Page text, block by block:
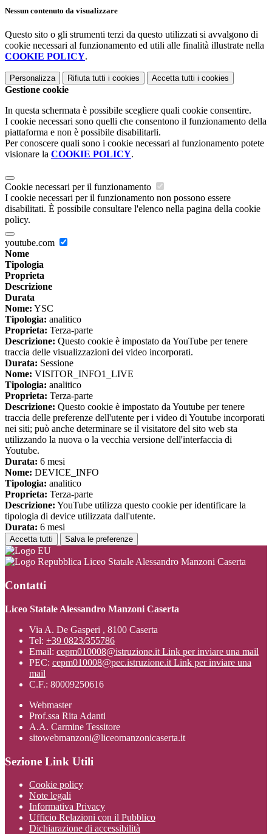
Nessun contenuto da visualizzare
Questo sito o gli strumenti terzi da questo utilizzati si avvalgono di
cookie necessari al funzionamento ed utili alle finalità illustrate nella
COOKIE POLICY.
Personalizza Rifiuta tutti i cookies Accetta tutti i cookies
Gestione cookie
In questa schermata è possibile scegliere quali cookie consentire.
I cookie necessari sono quelli che consentono il funzionamento della
piattaforma e non è possibile disabilitarli.
Per conoscere quali sono i cookie necessari al funzionamento potete
visionare la COOKIE POLICY.
Cookie necessari per il funzionamento
I cookie necessari per il funzionamento non possono essere
disabilitati. È possibile consultare l'elenco nella pagina della cookie
policy.
youtube.com
Nome
Tipologia
Proprieta
Descrizione
Durata
Nome: YSC
Tipologia: analitico
Proprieta: Terza-parte
Descrizione: Questo cookie è impostato da YouTube per tenere
traccia delle visualizzazioni dei video incorporati.
Durata: Sessione
Nome: VISITOR_INFO1_LIVE
Tipologia: analitico
Proprieta: Terza-parte
Descrizione: Questo cookie è impostato da Youtube per tenere
traccia delle preferenze dell'utente per i video di Youtube incorporati
nei siti; può anche determinare se il visitatore del sito web sta
utilizzando la nuova o la vecchia versione dell'interfaccia di
Youtube.
Durata: 6 mesi
Nome: DEVICE_INFO
Tipologia: analitico
Proprieta: Terza-parte
Descrizione: YouTube utilizza questo cookie per identificare la
tipologia di device utilizzata dall'utente.
Durata: 6 mesi
Accetta tutti Salva le preferenze
Liceo Statale Alessandro Manzoni Caserta
Contatti
Liceo Statale Alessandro Manzoni Caserta
Via A. De Gasperi , 8100 Caserta
Tel: +39 0823/355786
Email: cepm010008@istruzione.it Link per inviare una mail
PEC: cepm010008@pec.istruzione.it Link per inviare una
mail
C.F.: 80009250616
Webmaster
Prof.ssa Rita Adanti
A.A. Carmine Tessitore
sitowebmanzoni@liceomanzonicaserta.it
Sezione Link Utili
Cookie policy
Note legali
Informativa Privacy
Ufficio Relazioni con il Pubblico
Dichiarazione di accessibilità